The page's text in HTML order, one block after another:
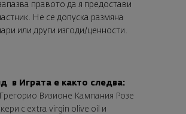
правото да я предостави
Не се допуска размяна
или други изгоди/ценности.
в Играта е както следва:
Визионе Кампания Розе
с extra virgin olive oil и